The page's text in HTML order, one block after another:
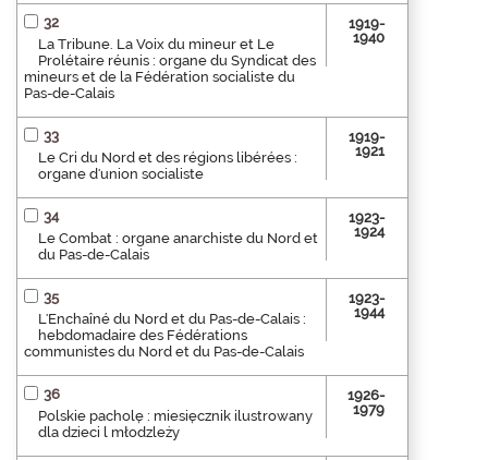
32
La Tribune. La Voix du mineur et Le
Prolétaire réunis : organe du Syndicat des
mineurs et de la Fédération socialiste du
Pas-de-Calais
1919-
1940
33
Le Cri du Nord et des régions libérées :
organe d'union socialiste
1919-
1921
34
Le Combat : organe anarchiste du Nord et
du Pas-de-Calais
1923-
1924
35
L'Enchaîné du Nord et du Pas-de-Calais :
hebdomadaire des Fédérations
communistes du Nord et du Pas-de-Calais
1923-
1944
36
Polskie pacholę : miesięcznik ilustrowany
dla dzieci l młodzleży
1926-
1979